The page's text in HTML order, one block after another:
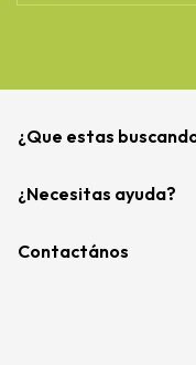
¿Que estas
¿Necesitas ayuda?
Contactános